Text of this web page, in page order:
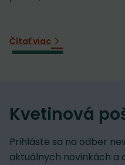
Čítať viac
Kvetinová
Prihláste sa na odber
aktuálnych novinkách a